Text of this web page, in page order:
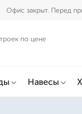
Офис закрыт. Перед
по цене
Навесы